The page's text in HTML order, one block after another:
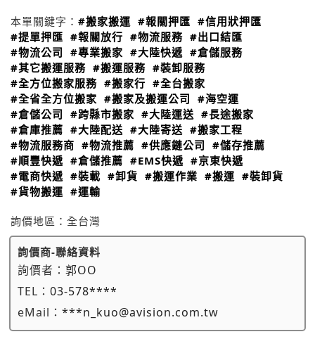
本單關鍵字： #搬家搬運 #報關押匯 #信用狀押匯
#提單押匯 #報關放行 #物流服務 #出口結匯
#物流公司 #專業搬家 #大陸快遞 #倉儲服務
#其它搬運服務 #搬運服務 #裝卸服務
#全方位搬家服務 #搬家行 #全台搬家
#全省全方位搬家 #搬家及搬運公司 #海空運
#倉儲公司 #跨縣市搬家 #大陸運送 #長途搬家
#倉庫推薦 #大陸配送 #大陸寄送 #搬家工程
#物流服務商 #物流推薦 #供應鏈公司 #儲存推薦
#順豐快遞 #倉儲推薦 #EMS快遞 #京東快遞
#電商快遞 #裝載 #卸貨 #搬運作業 #搬運 #裝卸貨
#貨物搬運 #運輸
詢價地區： 全台灣
詢價商-聯絡資料
詢價者： 郭OO
TEL： 03-578****
eMail： ***n_kuo@avision.com.tw